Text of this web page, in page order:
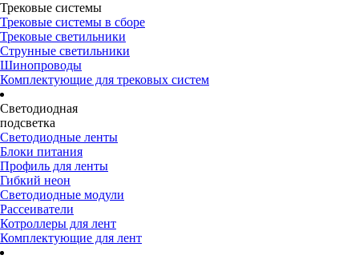
Трековые системы
Трековые системы в сборе
Трековые светильники
Струнные светильники
Шинопроводы
Комплектующие для трековых систем
Светодиодная
подсветка
Светодиодные ленты
Блоки питания
Профиль для ленты
Гибкий неон
Светодиодные модули
Рассеиватели
Котроллеры для лент
Комплектующие для лент